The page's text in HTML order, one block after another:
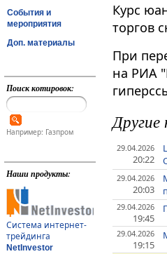
События и
мероприятия
Доп. материалы
Поиск котировок:
Например: Газпром
Наши продукты:
Система интернет-
трейдинга
NetInvestor
Курс
торгов
При
на РИА
Другие
29.04.2026
20:22
29.04.2026
20:03
29.04.2026
19:45
29.04.2026
19:15